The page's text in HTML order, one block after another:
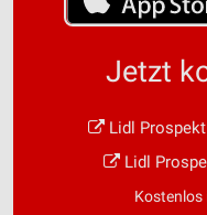
Jetzt
Lidl Prospekt
Lidl
Kostenlos